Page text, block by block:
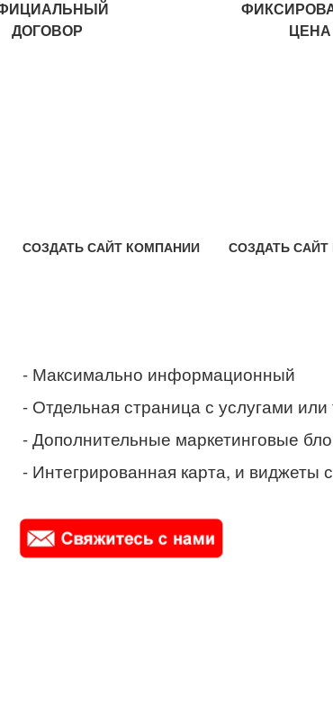
ДОГОВОР
ЦЕНА
СОЗДАТЬ САЙТ КОМПАНИИ СОЗДАТЬ САЙТ
- Максимально информационный
- Отдельная страница с услугами
- Дополнительные маркетинговые
- Интегрированная карта, и виджеты